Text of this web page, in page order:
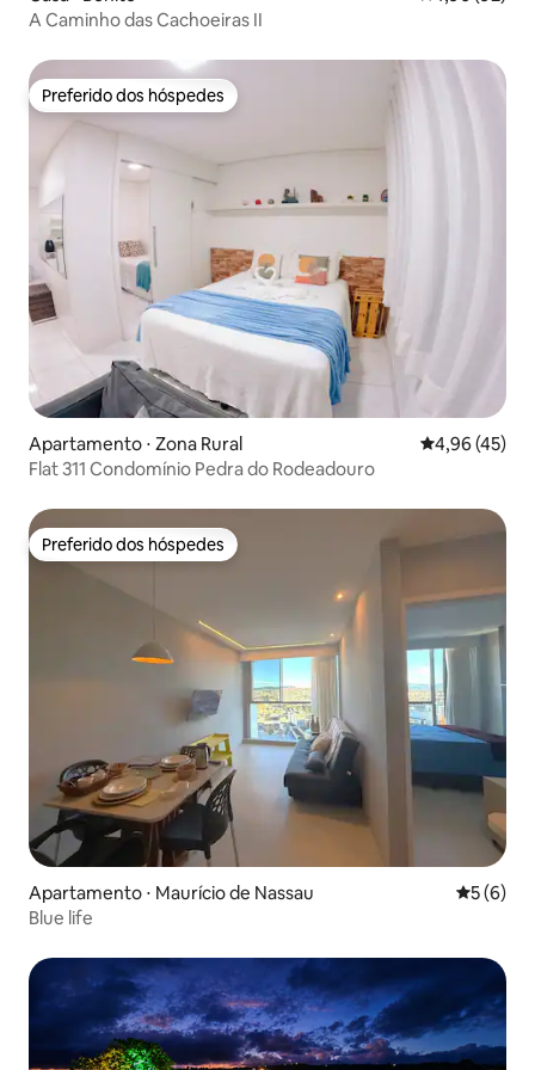
A Caminho das Cachoeiras II
Preferido dos hóspedes
Preferido dos hóspedes
Apartamento ⋅ Zona Rural 4,96 de uma
4,96 (45)
Flat 311 Condomínio Pedra do Rodeadouro
Preferido dos hóspedes
Preferido dos hóspedes
Apartamento ⋅ Maurício de Nassau 5 de
5 (6)
Blue life